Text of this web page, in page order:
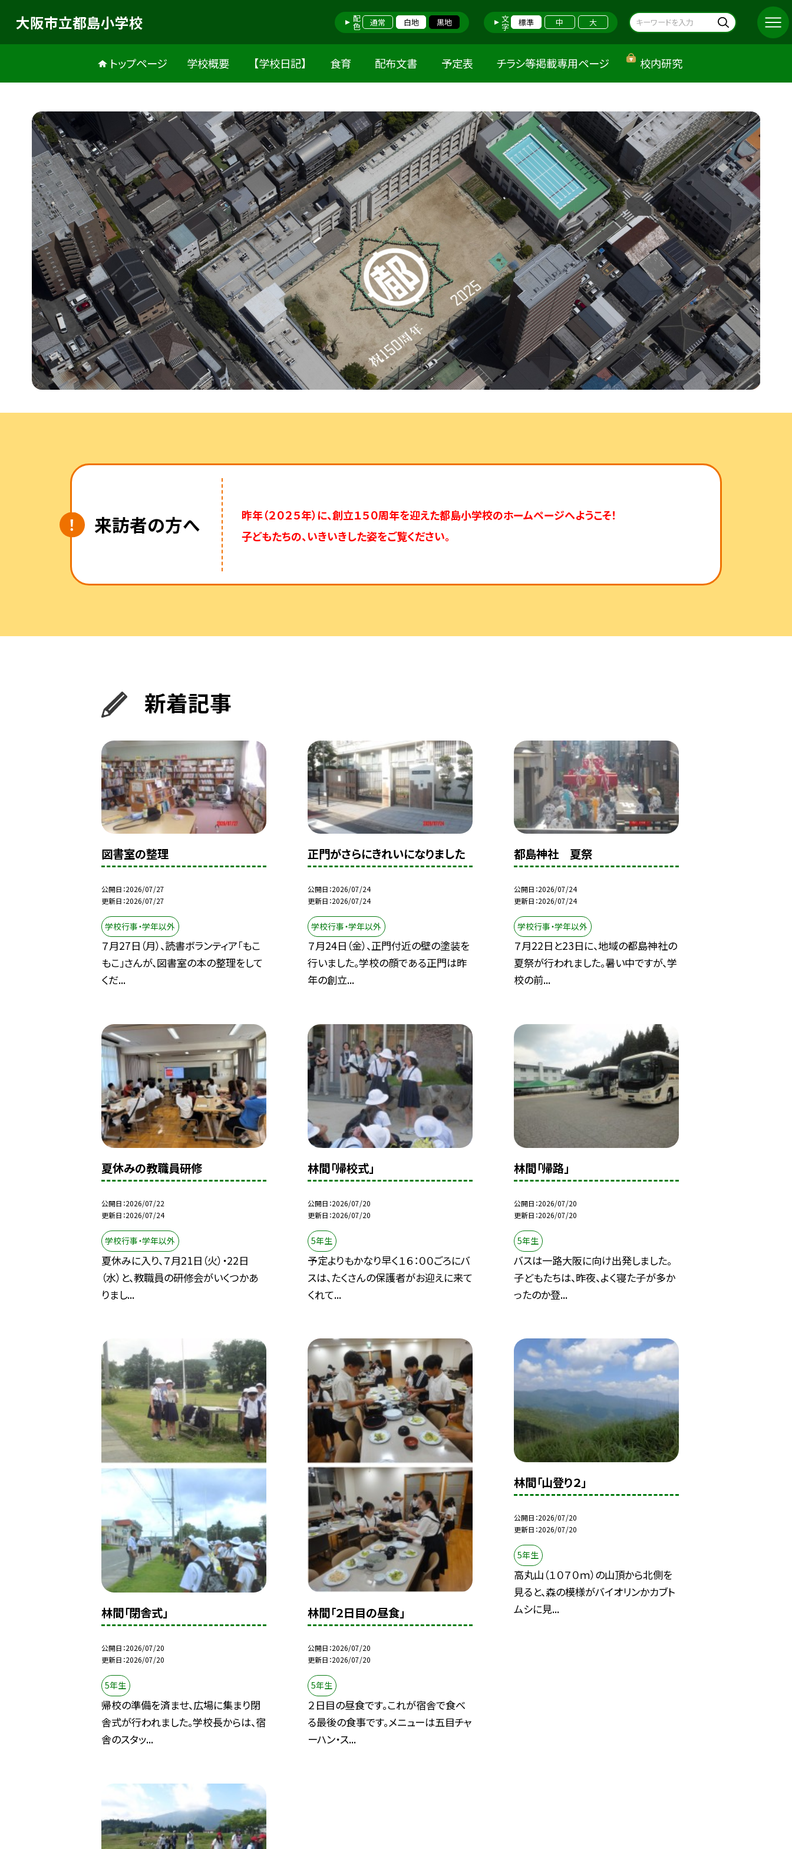
大阪市立都島小学校 配色 通常 白地 黒地 文字 標準 中 大
トップページ 学校概要 【学校日記】 食育 配布文書 予定表 チラシ等掲載専用ページ 校内研究
来訪者の方へ
昨年（２０２５年）に、創立１５０周年を迎えた都島小学校のホームページへようこそ！
子どもたちの、いきいきした姿をご覧ください。
新着記事
図書室の整理
公開日 2026/07/27
更新日 2026/07/27
学校行事・学年以外
７月27日（月）、読書ボランティア「もこ
もこ」さんが、図書室の本の整理をして
くだ...
正門がさらにきれいになりました
公開日 2026/07/24
更新日 2026/07/24
学校行事・学年以外
７月24日（金）、正門付近の壁の塗装を
行いました。学校の顔である正門は昨
年の創立...
都島神社 夏祭
公開日 2026/07/24
更新日 2026/07/24
学校行事・学年以外
７月22日と23日に、地域の都島神社の
夏祭が行われました。暑い中ですが、学
校の前...
夏休みの教職員研修
公開日 2026/07/22
更新日 2026/07/24
学校行事・学年以外
夏休みに入り、７月21日（火）・22日
（水）と、教職員の研修会がいくつかあ
りまし...
林間「帰校式」
公開日 2026/07/20
更新日 2026/07/20
5年生
予定よりもかなり早く１６：００ごろにバ
スは、たくさんの保護者がお迎えに来て
くれて...
林間「帰路」
公開日 2026/07/20
更新日 2026/07/20
5年生
バスは一路大阪に向け出発しました。
子どもたちは、昨夜、よく寝た子が多か
ったのか登...
林間「閉舎式」
公開日 2026/07/20
更新日 2026/07/20
5年生
帰校の準備を済ませ、広場に集まり閉
舎式が行われました。学校長からは、宿
舎のスタッ...
林間「２日目の昼食」
公開日 2026/07/20
更新日 2026/07/20
5年生
２日目の昼食です。これが宿舎で食べ
る最後の食事です。メニューは五目チャ
ーハン・ス...
林間「山登り２」
公開日 2026/07/20
更新日 2026/07/20
5年生
高丸山（１０７０ｍ）の山頂から北側を
見ると、森の模様がバイオリンかカブト
ムシに見...